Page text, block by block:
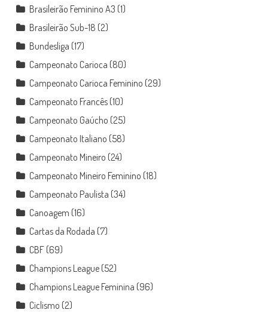
Brasileirão Feminino A3 (1)
Brasileirão Sub-18 (2)
Bundesliga (17)
Campeonato Carioca (80)
Campeonato Carioca Feminino (29)
Campeonato Francês(10)
Campeonato Gaúcho (25)
Campeonato Italiano (58)
Campeonato Mineiro (24)
Campeonato Mineiro Feminino (18)
Campeonato Paulista (34)
Canoagem (16)
Cartas da Rodada (7)
CBF(69)
Champions League(52)
Champions League Feminina (96)
Ciclismo (2)